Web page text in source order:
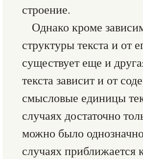
строение.
Однако кроме
структуры текста и от
существует еще и
текста зависит и от
смысловые единицы
случаях достаточно
можно было однозначно
случаях приближается